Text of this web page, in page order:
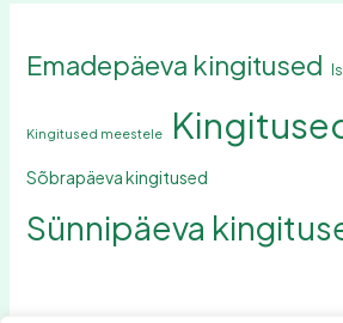
Emadepäeva kingitused
Kingitused meestele
Sõbrapäeva kingitused
Sünnipäeva